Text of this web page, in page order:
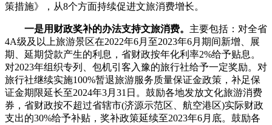
策措施》，从8个方面持续促进文旅消费增长。
一是用财政奖补的办法支持文旅消费。 主要包括：对全省
4A级及以上旅游景区在2022年6月至2023年6月期间新增、展
期、延期贷款产生的利息，省财政按年化利率2%给予贴息。
对2023年组织专列、包机引客入豫的旅行社给予一定奖励。对
旅行社继续实施100%暂退旅游服务质量保证金政策，补足保
证金期限延长至2024年3月31日。鼓励各地发放文化旅游消费
券，省财政按不超过省辖市(济源示范区、航空港区)实际财政
支出的30%给予补贴，奖补政策延续至2023年6月底。鼓励各